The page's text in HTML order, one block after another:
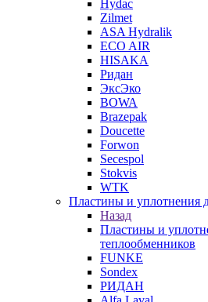
Hydac
Zilmet
ASA Hydralik
ECO AIR
HISAKA
Ридан
ЭксЭко
BOWA
Brazepak
Doucette
Forwon
Secespol
Stokvis
WTK
Пластины и уплотнения
Назад
Пластины и
теплообменников
FUNKE
Sondex
РИДАН